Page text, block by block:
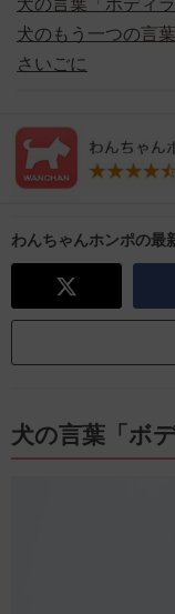
犬の言葉「ボディ
犬のもう一つの言
さいごに
わんちゃんホンポの最
犬の言葉「ボ